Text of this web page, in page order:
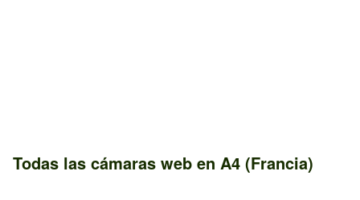
Todas las cámaras web en A4 (Francia)